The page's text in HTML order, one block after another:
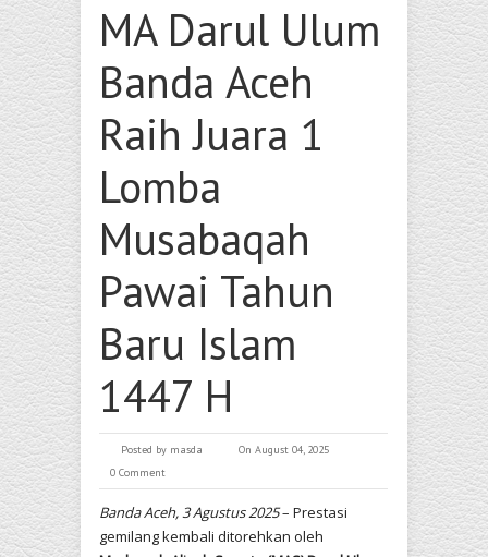
MA Darul Ulum
Banda Aceh
Raih Juara 1
Lomba
Musabaqah
Pawai Tahun
Baru Islam
1447 H
Posted by masda
On August 04, 2025
0 Comment
Banda Aceh, 3 Agustus 2025– Prestasi
gemilang kembali ditorehkan oleh